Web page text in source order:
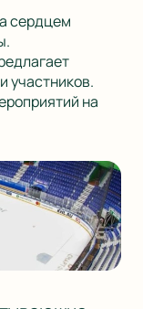
сердцем
участников.
на